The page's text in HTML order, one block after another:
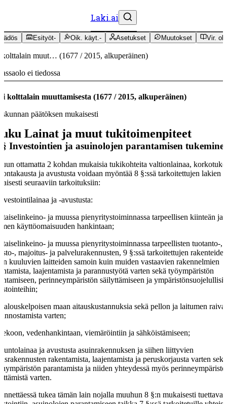
Laki.ai
Esityöt- Oik. käyt.- Asetukset Muutokset Vir.
muut… (1677 / 2015, alkuperäinen)
ei tiedossa
kolttalain muuttamisesta (1677 /2015, alkuperäinen)
päätöksen mukaisesti
Lainat ja muut tukitoimenpiteet
Investointien ja asuinolojen parantamisen
ottamatta 2 kohdan mukaisia tukikohteita valtionlainaa,
ja avustusta voidaan myöntää 8 §:ssä tarkoitettujen lakien
seuraaviin tarkoituksiin:
ja -avustusta:
ja muussa pienyritystoiminnassa tarpeellisen kiinteän ja
käyttöomaisuuden hankintaan;
ja muussa pienyritystoiminnassa tarpeellisten tuotanto-,
, majoitus- ja palvelurakennusten, 9 §:ssä tarkoitettujen
kuuluvien laitteiden samoin kuin muiden vastaavien rakennelmien
laajentamista ja parannustyötä varten sekä työympäristön
perinneympäristön säilyttämiseen ja
maan aitauskustannuksia sekä pellon ja laitumen
varten;
vedenhankintaan, viemäröintiin ja sähköistämiseen;
ja avustusta asuinrakennuksen ja siihen liittyvien
rakentamista, laajentamista ja peruskorjausta varten sekä
parantamista ja niiden yhteydessä myös
varten.
tukea tämän lain nojalla muuhun 8 §:n mukaisesti